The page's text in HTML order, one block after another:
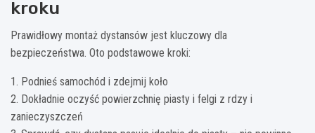
kroku
Prawidłowy montaż dystansów jest kluczowy dla
bezpieczeństwa. Oto podstawowe kroki:
1. Podnieś samochód i zdejmij koło
2. Dokładnie oczyść powierzchnię piasty i felgi z rdzy i
zanieczyszczeń